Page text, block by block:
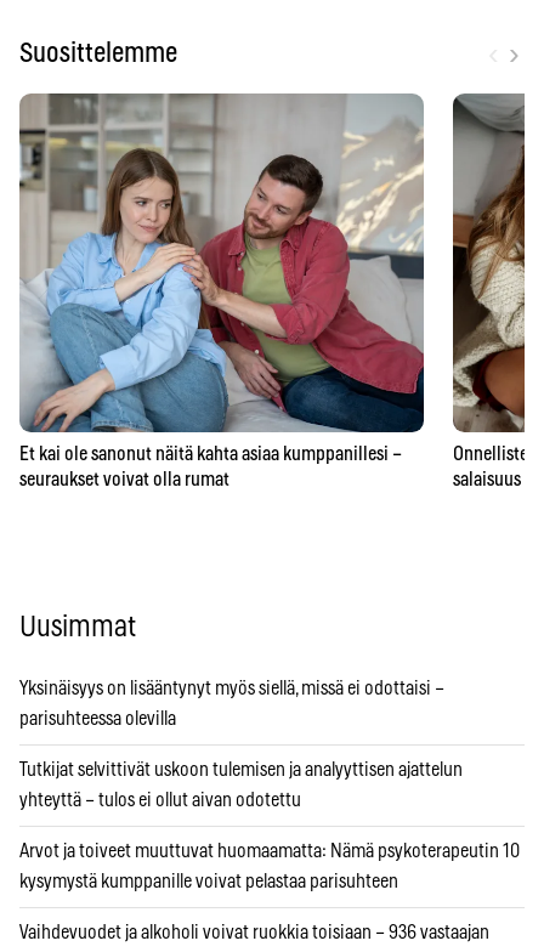
Suosittelemme ›
Et kai ole sanonut näitä kahta asiaa kumppanillesi –
seuraukset voivat olla rumat
Onnellisten
salaisuus –
Uusimmat
Yksinäisyys on lisääntynyt myös siellä, missä ei odottaisi –
parisuhteessa olevilla
Tutkijat selvittivät uskoon tulemisen ja analyyttisen ajattelun
yhteyttä – tulos ei ollut aivan odotettu
Arvot ja toiveet muuttuvat huomaamatta: Nämä psykoterapeutin 10
kysymystä kumppanille voivat pelastaa parisuhteen
Vaihdevuodet ja alkoholi voivat ruokkia toisiaan – 936 vastaajan